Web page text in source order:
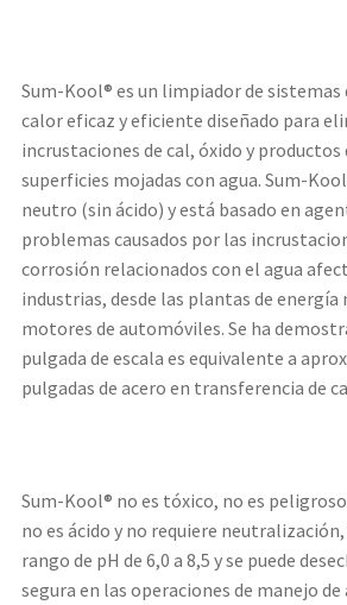
Sum-Kool® es un limpiador de
calor eficaz y eficiente diseñado para
incrustaciones de cal, óxido y productos
superficies mojadas con agua. Sum-
neutro (sin ácido) y está basado en
problemas causados ​​por las
corrosión relacionados con el agua
industrias, desde las plantas de energía
motores de automóviles. Se ha
pulgada de escala es equivalente a
pulgadas de acero en transferencia de
Sum-Kool® no es tóxico, no es
no es ácido y no requiere
rango de pH de 6,0 a 8,5 y se puede
segura en las operaciones de manejo